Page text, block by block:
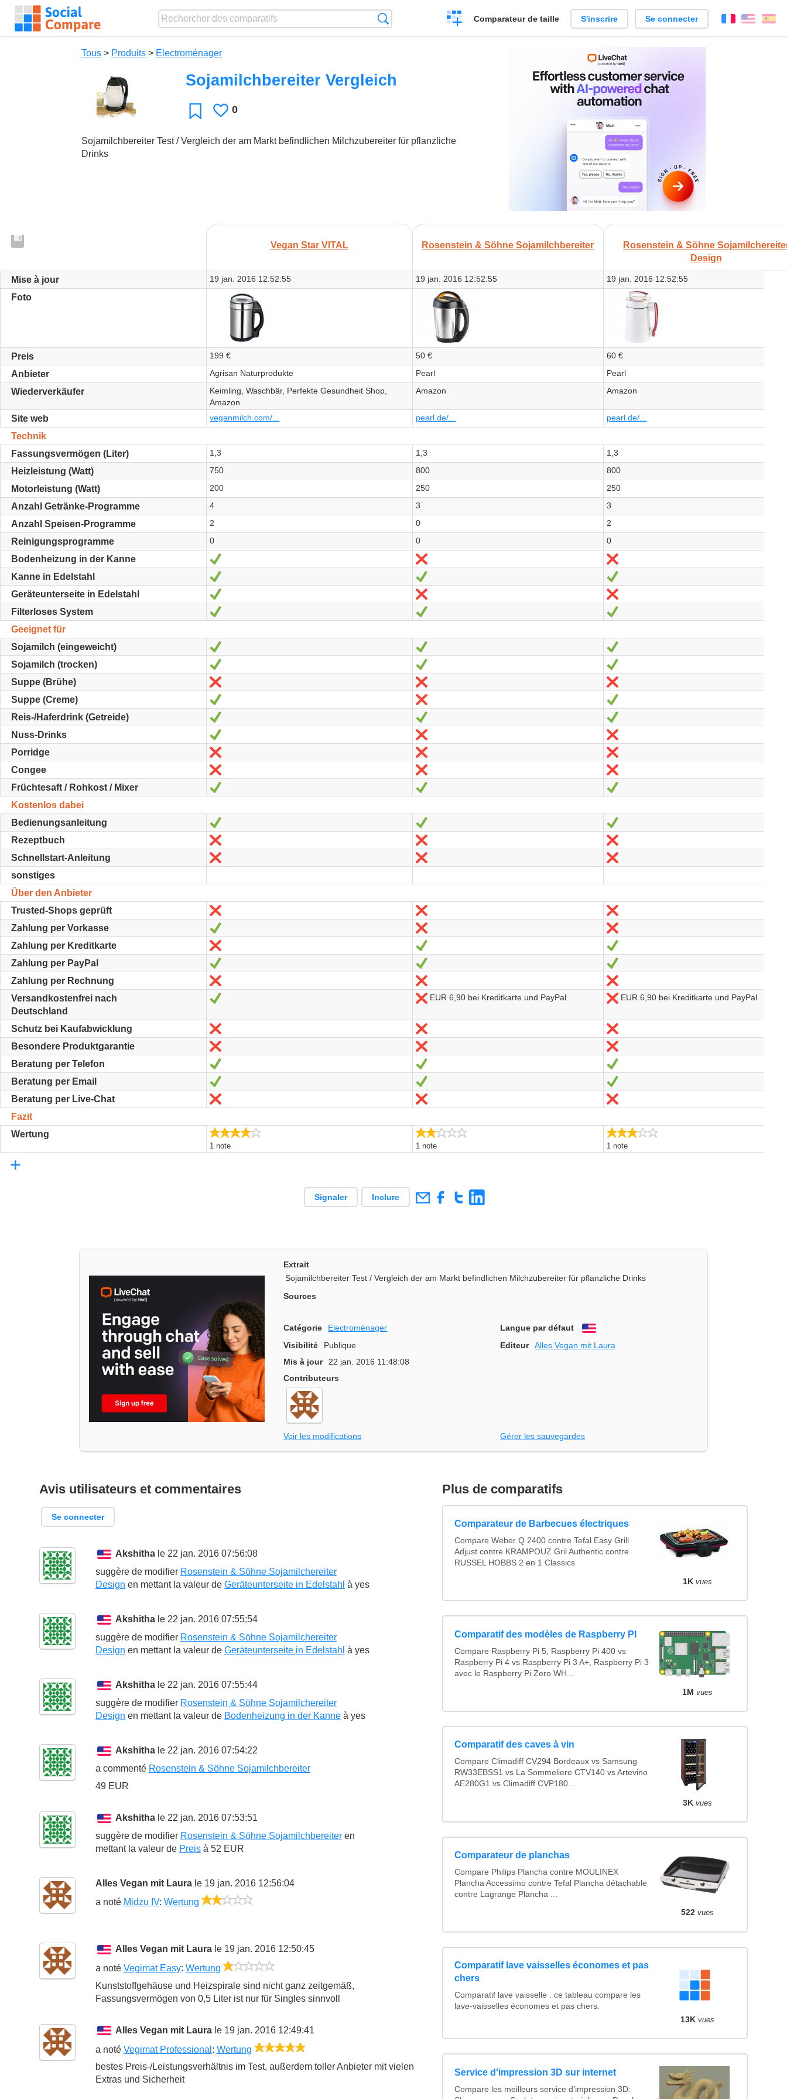
Créer
un
Comparateur de taille S'inscrire Se connecter FrançaisEnglish
Tous > Produits > Electroménager
Sojamilchbereiter Vergleich
Favori J'aime
0
Sojamilchbereiter Test / Vergleich der am Markt befindlichen Milchzubereiter für pflanzliche
Drinks
Vegan Star VITAL Rosenstein & Söhne Sojamilchbereiter
Rosenstein & Söhne
Design
Mise à jour 19 jan. 2016 12:52:55 19 jan. 2016 12:52:55 19 jan. 2016 12:52:55
Foto
Preis 199 € 50 € 60 €
Anbieter Agrisan Naturprodukte Pearl Pearl
Wiederverkäufer
Keimling, Waschbär, Perfekte Gesundheit Shop,
Amazon
Amazon Amazon
Site web veganmilch.com/... pearl.de/... pearl.de/...
Technik
Fassungsvermögen (Liter)
1,3 1,3 1,3
Heizleistung (Watt) 750 800 800
Motorleistung (Watt) 200 250 250
Anzahl Getränke-Programme 4 3 3
Anzahl Speisen-Programme 2 0 2
Reinigungsprogramme 0 0 0
Bodenheizung in der Kanne Oui Non Non
Kanne in Edelstahl
Geräteunterseite in Edelstahl Oui Non Non
Filterloses System
Geeignet für
Sojamilch (eingeweicht)
Sojamilch (trocken) Oui Oui Oui
Suppe (Brühe) Non Non Non
Suppe (Creme) Oui Non Oui
Reis-/Haferdrink (Getreide)
Nuss-Drinks Oui Non Non
Porridge Non Non Non
Congee Non Non Non
Früchtesaft / Rohkost / Mixer
Kostenlos dabei
Bedienungsanleitung
Rezeptbuch Non Non Non
Schnellstart-Anleitung Non Non Non
sonstiges
Über den Anbieter
Trusted-Shops geprüft
Non Non Non
Zahlung per Vorkasse Non Non
Zahlung per Kreditkarte Non Oui Oui
Zahlung per PayPal
Zahlung per Rechnung Non Non Non
Versandkostenfrei nach
Deutschland
Non
EUR 6,90 bei Kreditkarte und PayPal Non
EUR 6,90 bei Kreditkarte und PayPal
Schutz bei Kaufabwicklung Non Non Non
Besondere Produktgarantie Non Non Non
Beratung per Telefon Oui Oui Oui
Beratung per Email
Beratung per Live-Chat Non Non Non
Fazit
Wertung
1 note 1 note 1 note
+
+
Signaler Inclure
Extrait
Sojamilchbereiter Test / Vergleich der am Markt befindlichen Milchzubereiter für pflanzliche Drinks
Sources
Catégorie Electroménager Langue par défaut
English
Visibilité
Publique Editeur
Alles Vegan mit Laura
Mis à jour
22 jan. 2016 11:48:08
Contributeurs
Voir les modifications Gérer les sauvegardes
Avis utilisateurs et commentaires
Se connecter
Akshitha le 22 jan. 2016 07:56:08
suggère de modifier Rosenstein & Söhne Sojamilchereiter
Design en mettant la valeur de Geräteunterseite in Edelstahl à yes
Akshitha le 22 jan. 2016 07:55:54
suggère de modifier Rosenstein & Söhne Sojamilchereiter
Design en mettant la valeur de Geräteunterseite in Edelstahl à yes
Akshitha le 22 jan. 2016 07:55:44
suggère de modifier Rosenstein & Söhne Sojamilchereiter
Design en mettant la valeur de Bodenheizung in der Kanneà yes
Akshitha le 22 jan. 2016 07:54:22
a commenté Rosenstein & Söhne Sojamilchbereiter
49 EUR
Akshitha le 22 jan. 2016 07:53:51
suggère de modifier Rosenstein & Söhne Sojamilchbereiteren
mettant la valeur de Preisà 52 EUR
Alles Vegan mit Laurale 19 jan. 2016 12:56:04
a noté Midzu IV: Wertung 2/5
Alles Vegan mit Laura le 19 jan. 2016 12:50:45
a noté Vegimat Easy: Wertung 1/5
Kunststoffgehäuse und Heizspirale sind nicht ganz zeitgemäß,
Fassungsvermögen von 0,5 Liter ist nur für Singles sinnvoll
Alles Vegan mit Laura le 19 jan. 2016 12:49:41
a noté Vegimat Professional: Wertung 5/5
bestes Preis-/Leistungsverhältnis im Test, außerdem toller Anbieter mit vielen
Extras und Sicherheit
Plus de comparatifs
Comparateur de Barbecues électriques
Compare Weber Q 2400 contre Tefal Easy Grill
Adjust contre KRAMPOUZ Gril Authentic contre
RUSSEL HOBBS 2 en 1 Classics
1K vues
Comparatif des modèles de Raspberry PI
Compare Raspberry Pi 5, Raspberry Pi 400 vs
Raspberry Pi 4 vs Raspberry Pi 3 A+, Raspberry Pi 3
avec le Raspberry Pi Zero WH...
1M vues
Comparatif des caves à vin
Compare Climadiff CV294 Bordeaux vs Samsung
RW33EBSS1 vs La Sommeliere CTV140 vs Artevino
AE280G1 vs Climadiff CVP180...
3K vues
Comparateur de planchas
Compare Philips Plancha contre MOULINEX
Plancha Accessimo contre Tefal Plancha détachable
contre Lagrange Plancha ...
522 vues
Comparatif lave vaisselles économes et pas
chers
Comparatif lave vaisselle : ce tableau compare les
lave-vaisselles économes et pas chers.
13K vues
Service d'impression 3D sur internet
Compare les meilleurs service d'impression 3D: